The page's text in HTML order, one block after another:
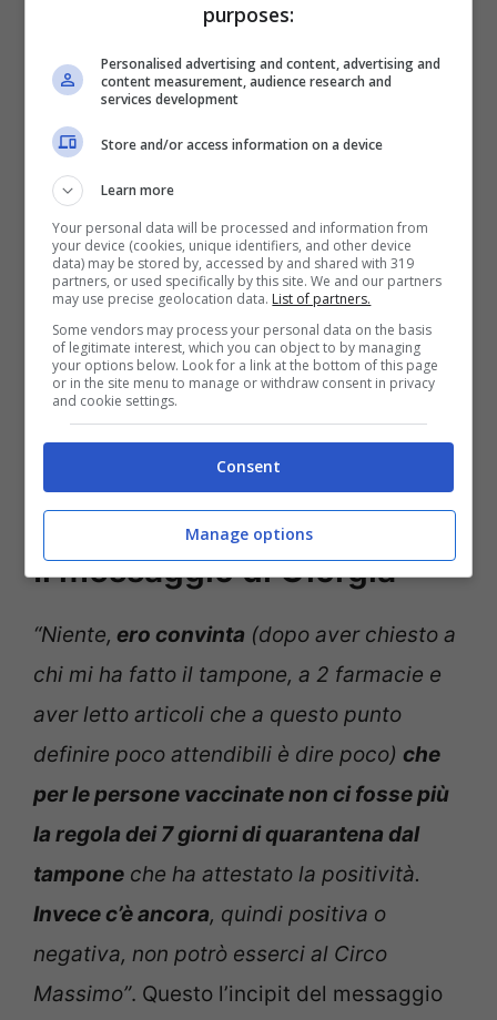
dopo aver avuto il primo
questi 7 giorninon sono ancora passati
Da ciò, la scrittrice dovrà guardare il suo
Damiano da casa.
Il messaggio di Giorgia
“Niente, ero convinta (dopo aver chiesto a
chi mi ha fatto il tampone, a 2 farmacie e
aver letto articoli che a questo punto
definire poco attendibili è dire poco) che
per le persone vaccinate non ci fosse più
la regola dei 7 giorni di quarantena dal
tampone che ha attestato la positività.
Invece c’è ancora, quindi positiva o
negativa, non potrò esserci al Circo
Massimo”. Questo l’incipit del messaggio
purposes:
Personalised advertising and content, advertising and
content measurement, audience research and
services development
Store and/or access information on a device
Learn more
Your personal data will be processed and information from
your device (cookies, unique identifiers, and other device
data) may be stored by, accessed by and shared with 319
partners, or used specifically by this site. We and our partners
may use precise geolocation data. List of partners.
Some vendors may process your personal data on the basis
of legitimate interest, which you can object to by managing
your options below. Look for a link at the bottom of this page
or in the site menu to manage or withdraw consent in privacy
and cookie settings.
Consent
Manage options